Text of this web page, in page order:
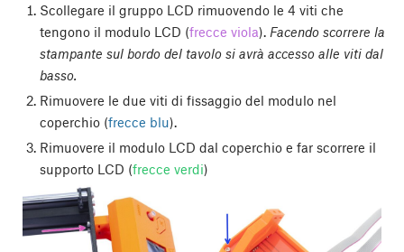
Scollegare il gruppo LCD rimuovendo le 4 viti che
tengono il modulo LCD (frecce viola). Facendo scorrere la
stampante sul bordo del tavolo si avrà accesso alle viti dal
basso.
Rimuovere le due viti di fissaggio del modulo nel
coperchio (frecce blu).
Rimuovere il modulo LCD dal coperchio e far scorrere il
supporto LCD (frecce verdi)